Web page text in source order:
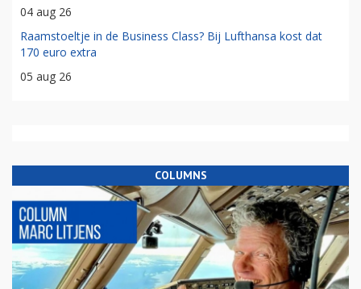
04 aug 26
Raamstoeltje in de Business Class? Bij Lufthansa kost dat
170 euro extra
05 aug 26
COLUMNS